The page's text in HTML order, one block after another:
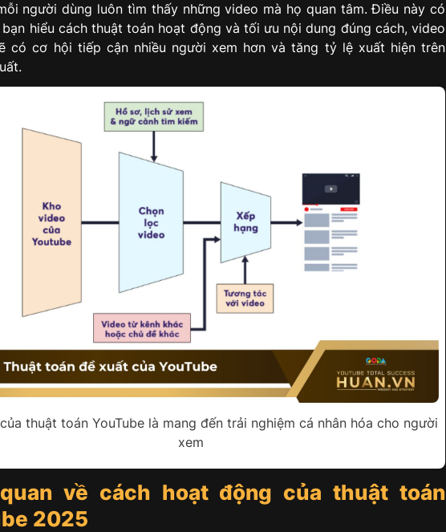
người dùng luôn tìm thấy những video mà họ quan tâm. Điều này có
bạn hiểu cách thuật toán hoạt động và tối ưu nội dung đúng cách, video
có cơ hội tiếp cận nhiều người xem hơn và tăng tỷ lệ xuất hiện trên
thuật toán YouTube là mang đến trải nghiệm cá nhân hóa cho người
xem
về cách hoạt động của thuật toán
2025